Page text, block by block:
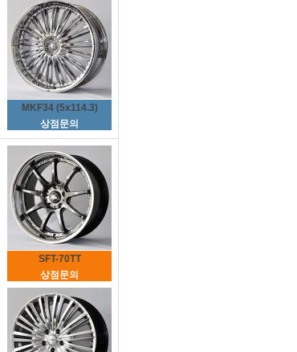
MKF34 (5x114.3)
상점문의
SFT-70TT
상점문의